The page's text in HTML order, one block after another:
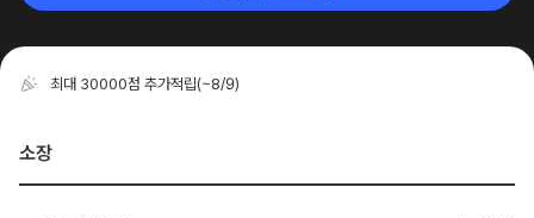
최대 30000점 추가적립(~8/9)
소장